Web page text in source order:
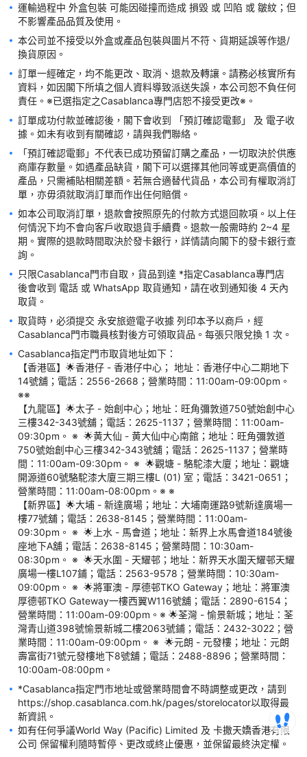
08:30pm。 ※  🌟天水圍 - 天耀邨；地址：新界天水圍天耀邨天耀
廣場一樓L107鋪；電話：2563-9578；營業時間：10:30am-
09:00pm。 ※  🌟將軍澳 - 厚德邨TKO Gateway；地址：將軍澳
厚德邨TKO Gateway一樓西翼W116號舖；電話：2890-6154；
營業時間：11:00am-09:00pm。※ 🌟荃灣 - 愉景新城；地址：荃
灣青山道398號愉景新城二樓2063號鋪；電話：2432-3022；營
業時間：11:00am-09:00pm。 ※  🌟元朗 - 元發樓；地址：元朗
壽富街71號元發樓地下8號舖；電話：2488-8896；營業時間：
*Casablanca指定門市地址或營業時間會不時調整或更改，請到
https://shop.casablanca.com.hk/pages/storelocator以取得最
如有任何爭議World Way (Pacific) Limited 及 卡撒天嬌香港有限
運輸過程中 外盒包裝 可能因碰撞而造成 損毀 或 凹陷 或 皺紋；但
本公司並不接受以外盒或產品包裝與圖片不符、貨期延誤等作退/
訂單一經確定，均不能更改、取消、退款及轉讓。請務必核實所有
資料，如因閣下所填之個人資料導致派送失誤，本公司恕不負任何
訂單成功付款並確認後，閣下會收到 「預訂確認電郵」 及 電子收
「預訂確認電郵」不代表已成功預留訂購之產品，一切取決於供應
商庫存數量。如遇產品缺貨，閣下可以選擇其他同等或更高價值的
產品，只需補貼相關差額。若無合適替代貨品，本公司有權取消訂
如本公司取消訂單，退款會按照原先的付款方式退回款項。以上任
何情況下均不會向客戶收取退貨手續費。退款一般需時約 2~4 星
期。實際的退款時間取決於發卡銀行，詳情請向閣下的發卡銀行查
只限Casablanca門市自取，貨品到達 *指定Casablanca專門店
後會收到 電話 或 WhatsApp 取貨通知，請在收到通知後 4 天內
取貨時，必須提交 永安旅遊電子收據 列印本予以商戶，經
Casablanca指定門市取貨地址如下：
【香港區】🌟香港仔 - 香港仔中心； 地址：香港仔中心二期地下
14號舖；電話：2556-2668；營業時間：11:00am-09:00pm。
※※
【九龍區】🌟太子 - 始創中心；地址：旺角彌敦道750號始創中心
三樓342-343號舖；電話：2625-1137；營業時間：11:00am-
09:30pm。 ※  🌟黄大仙 - 黄大仙中心南館；地址：旺角彌敦道
750號始創中心三樓342-343號舖；電話：2625-1137；營業時
間：11:00am-09:30pm。 ※  🌟觀塘 - 駱駝漆大廈；地址：觀塘
開源道60號駱駝漆大廈三期三樓L (01) 室；電話：3421-0651；
營業時間：11:00am-08:00pm。※ ※
【新界區】🌟大埔 - 新達廣場；地址：大埔南運路9號新達廣場一
樓77號舖；電話：2638-8145；營業時間：11:00am-
09:30pm。 ※  🌟上水 - 馬會道；地址：新界上水馬會道184號後
座地下A舖；電話：2638-8145；營業時間：10:30am-
08:30pm。 ※  🌟天水圍 - 天耀邨；地址：新界天水圍天耀邨天耀
廣場一樓L107鋪；電話：2563-9578；營業時間：10:30am-
09:00pm。 ※  🌟將軍澳 - 厚德邨TKO Gateway；地址：將軍澳
厚德邨TKO Gateway一樓西翼W116號舖；電話：2890-6154；
營業時間：11:00am-09:00pm。※ 🌟荃灣 - 愉景新城；地址：荃
灣青山道398號愉景新城二樓2063號鋪；電話：2432-3022；營
業時間：11:00am-09:00pm。 ※  🌟元朗 - 元發樓；地址：元朗
壽富街71號元發樓地下8號舖；電話：2488-8896；營業時間：
*Casablanca指定門市地址或營業時間會不時調整或更改，請到
https://shop.casablanca.com.hk/pages/storelocator以取得最
如有任何爭議World Way (Pacific) Limited 及 卡撒天嬌香港有限